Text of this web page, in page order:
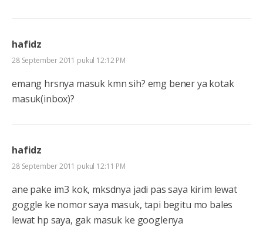
hafidz
28 September 2011 pukul 12:12 PM
emang hrsnya masuk kmn sih? emg bener ya kotak
masuk(inbox)?
hafidz
28 September 2011 pukul 12:11 PM
ane pake im3 kok, mksdnya jadi pas saya kirim lewat
goggle ke nomor saya masuk, tapi begitu mo bales
lewat hp saya, gak masuk ke googlenya